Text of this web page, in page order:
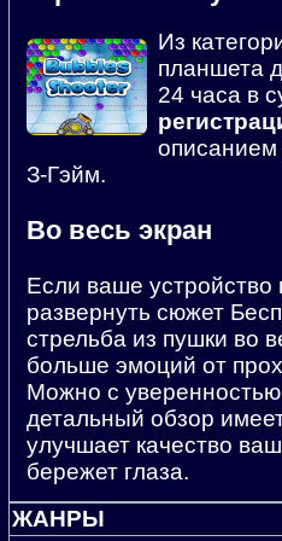
Из
планшета
24 часа в
описанием
З-Гэйм.
Во весь экран
Если ваше устройство
развернуть сюжет
стрельба из пушки во
больше эмоций от
Можно с уверенностью
детальный обзор
улучшает качество
бережет глаза.
ЖАНРЫ